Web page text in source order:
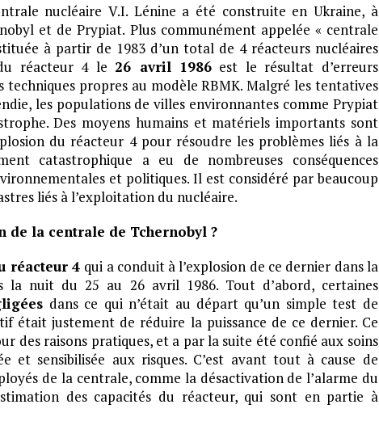
nucléaire V.I. Lénine a été construite en Ukraine, à
et de Prypiat. Plus communément appelée « centrale
à partir de 1983 d’un total de 4 réacteurs nucléaires
réacteur 4 le 26 avril 1986est le résultat d’erreurs
techniques propres au modèle RBMK. Malgré les tentatives
les populations de villes environnantes comme Prypiat
Des moyens humains et matériels importants sont
du réacteur 4 pour résoudre les problèmes liés à la
catastrophique a eu de nombreuses conséquences
et politiques. Il est considéré par beaucoup
liés à l’exploitation du nucléaire.
de la centrale de Tchernobyl ?
réacteur 4 qui a conduit à l’explosion de ce dernier dans la
la nuit du 25 au 26 avril 1986. Tout d’abord, certaines
dans ce qui n’était au départ qu’un simple test de
était justement de réduire la puissance de ce dernier. Ce
des raisons pratiques, et a par la suite été confié aux soins
et sensibilisée aux risques. C’est avant tout à cause de
de la centrale, comme la désactivation de l’alarme du
des capacités du réacteur, qui sont en partie à